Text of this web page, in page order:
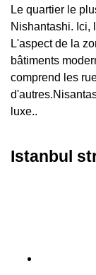
Le quartier le
Nishantashi. Ici,
L'aspect de la
bâtiments
comprend les
luxe..
Istanbul